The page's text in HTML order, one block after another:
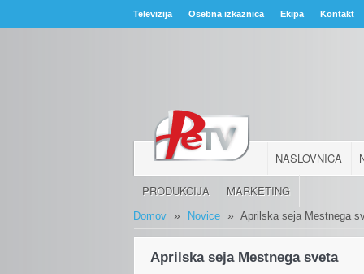
Televizija Osebna izkaznica Ekipa Kontakt
NASLOVNICA
PRODUKCIJA MARKETING
Domov » Novice » Aprilska seja Mestnega
Aprilska seja Mestnega sveta